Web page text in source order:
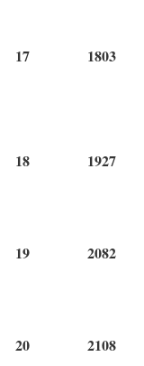
17 1803
18 1927
19 2082
20 2108